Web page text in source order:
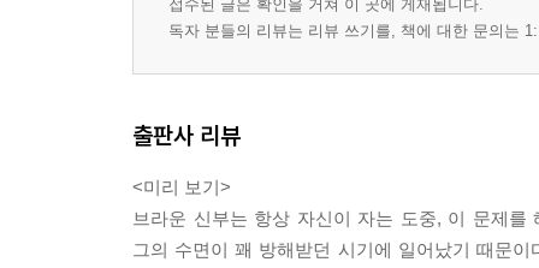
접수된 글은 확인을 거쳐 이 곳에 게재됩니다.
독자 분들의 리뷰는 리뷰 쓰기를, 책에 대한 문의는
출판사 리뷰
<미리 보기>
브라운 신부는 항상 자신이 자는 도중, 이 문제
그의 수면이 꽤 방해받던 시기에 일어났기 때문